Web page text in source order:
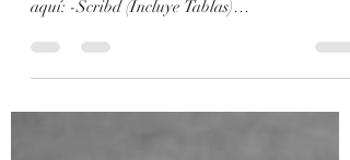
Contra la Teoría Crítica y la
Ideología de la Praxis
Teoría Crítica y la Ideología de la Praxis -Leer